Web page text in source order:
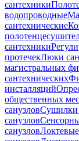
сантехники
водопроводные
сантехнические
сантехники
протечекЛюки
магистральных
сантехнических
инсталляций
общественных
санузловСушилки
санузлов
санузлов